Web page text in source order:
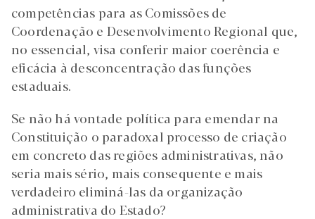
competências para as Comissões de
Coordenação e Desenvolvimento Regional que,
no essencial, visa conferir maior coerência e
eficácia à desconcentração das funções
estaduais.
Se não há vontade política para emendar na
Constituição o paradoxal processo de criação
em concreto das regiões administrativas, não
seria mais sério, mais consequente e mais
verdadeiro eliminá-las da organização
administrativa do Estado?